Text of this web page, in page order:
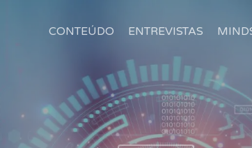
CONTEÚDO ENTREVISTAS